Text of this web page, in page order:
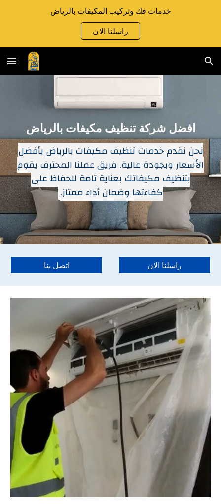
Skip to main content
خدمات فك وتركيب المكيفات بالرياض
راسلنا الان
افضل شركة تنظيف مكيفات بالرياض
نحن نقدم خدمات تنظيف مكيفات بالرياض بأفضل
الأسعار وبجودة عالية. فريق عملنا المحترف يقوم
بتنظيف مكيفاتك بعناية تامة للحفاظ على
كفاءتها وضمان أداء ممتاز.
اتصل بنا راسلنا الان